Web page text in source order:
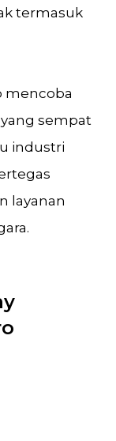
termasuk
mencoba
sempat
industri
layanan